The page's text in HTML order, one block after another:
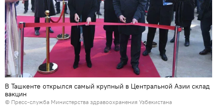
В Ташкенте открылся самый крупный в Центральной Азии склад
вакцин
© Пресс-служба Министерства здравоохранения Узбекистана